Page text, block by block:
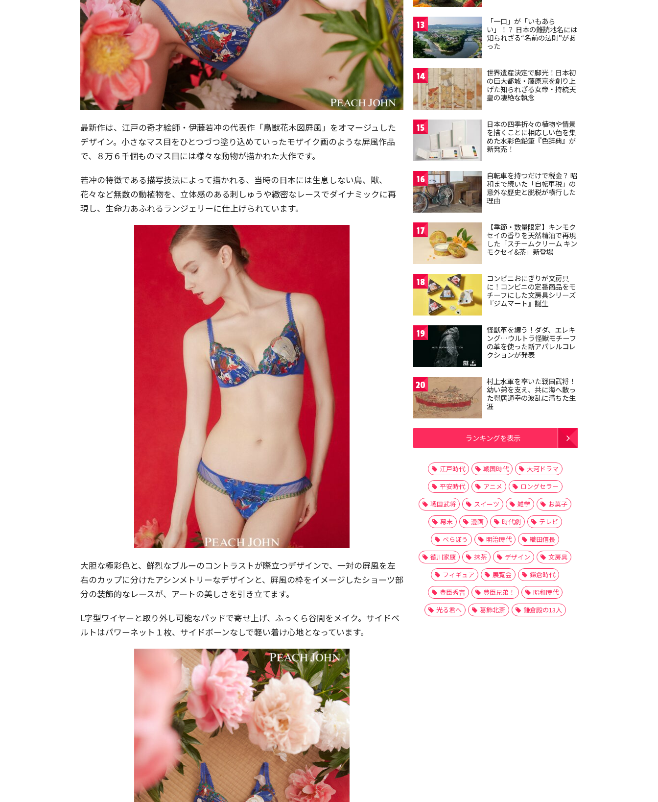
最新作は、江戸の奇才絵師・伊藤若冲の代表作「鳥獣花木図屛風」をオマージュした
デザイン。小さなマス目をひとつづつ塗り込めていったモザイク画のような屏風作品
で、８万６千個ものマス目には様々な動物が描かれた大作です。
若冲の特徴である描写技法によって描かれる、当時の日本には生息しない鳥、獣、
花々など無数の動植物を、立体感のある刺しゅうや緻密なレースでダイナミックに再
現し、生命力あふれるランジェリーに仕上げられています。
大胆な極彩色と、鮮烈なブルーのコントラストが際立つデザインで、一対の屏風を左
右のカップに分けたアシンメトリーなデザインと、屛風の枠をイメージしたショーツ部
分の装飾的なレースが、アートの美しさを引き立てます。
L字型ワイヤーと取り外し可能なパッドで寄せ上げ、ふっくら谷間をメイク。サイドベ
ルトはパワーネット１枚、サイドボーンなしで軽い着け心地となっています。
13
「一口」が「いもあら
い」！？ 日本の難読地名には
知られざる“名前の法則”があ
った
14
世界遺産決定で脚光！日本初
の巨大都城・藤原京を創り上
げた知られざる女帝・持統天
皇の凄絶な執念
15
日本の四季折々の植物や情景
を描くことに相応しい色を集
めた水彩色鉛筆『色辞典』が
新発売！
16
自転車を持つだけで税金？ 昭
和まで続いた「自転車税」の
意外な歴史と脱税が横行した
理由
17
【季節・数量限定】キンモク
セイの香りを天然精油で再現
した「スチームクリーム キン
モクセイ&茶」新登場
18
コンビニおにぎりが文房具
に！コンビニの定番商品をモ
チーフにした文房具シリーズ
『ジムマート』誕生
19
怪獣革を纏う！ダダ、エレキ
ング…ウルトラ怪獣モチーフ
の革を使った新アパレルコレ
クションが発表
20
村上水軍を率いた戦国武将！
幼い弟を支え、共に海へ散っ
た得居通幸の波乱に満ちた生
涯
ランキングを表示
江戸時代 戦国時代
大河ドラマ
平安時代
アニメ
ロングセラー
戦国武将
スイーツ 雑学
お菓子
幕末
漫画 時代劇
テレビ
べらぼう
明治時代
織田信長
徳川家康
抹茶 デザイン
文房具
フィギュア
展覧会
鎌倉時代
豊臣秀吉
豊臣兄弟！
昭和時代
光る君へ
葛飾北斎 鎌倉殿の13人